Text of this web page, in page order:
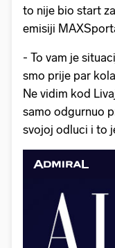
to nije bio start
emisiji
- To vam je
smo prije par
Ne vidim kod
samo odgurnuo
svojoj odluci i to